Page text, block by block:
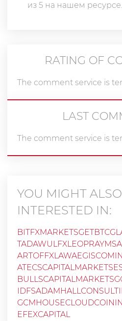
из 5 на нашем ресурсе.
RATING OF
The comment service is
LAST
The comment service is
YOU MIGHT
INTERESTED IN:
BITFXMARKETSGETBTC
TADAWULFXLEOPRAYM
ARTOFFXLAWAEGISCOM
ATECSCAPITAL
BULLSCAPITALMARKETS
IDFS
GCMHOUSECLOUDCOIN
EFEXCAPITAL